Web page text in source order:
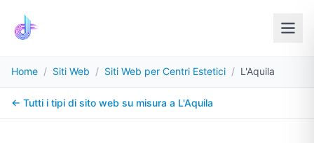
Home / Siti Web / Siti Web per Centri Estetici / L'Aquila
← Tutti i tipi di sito web su misura a L'Aquila